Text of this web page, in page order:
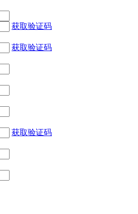
获取验证码
获取验证码
获取验证码